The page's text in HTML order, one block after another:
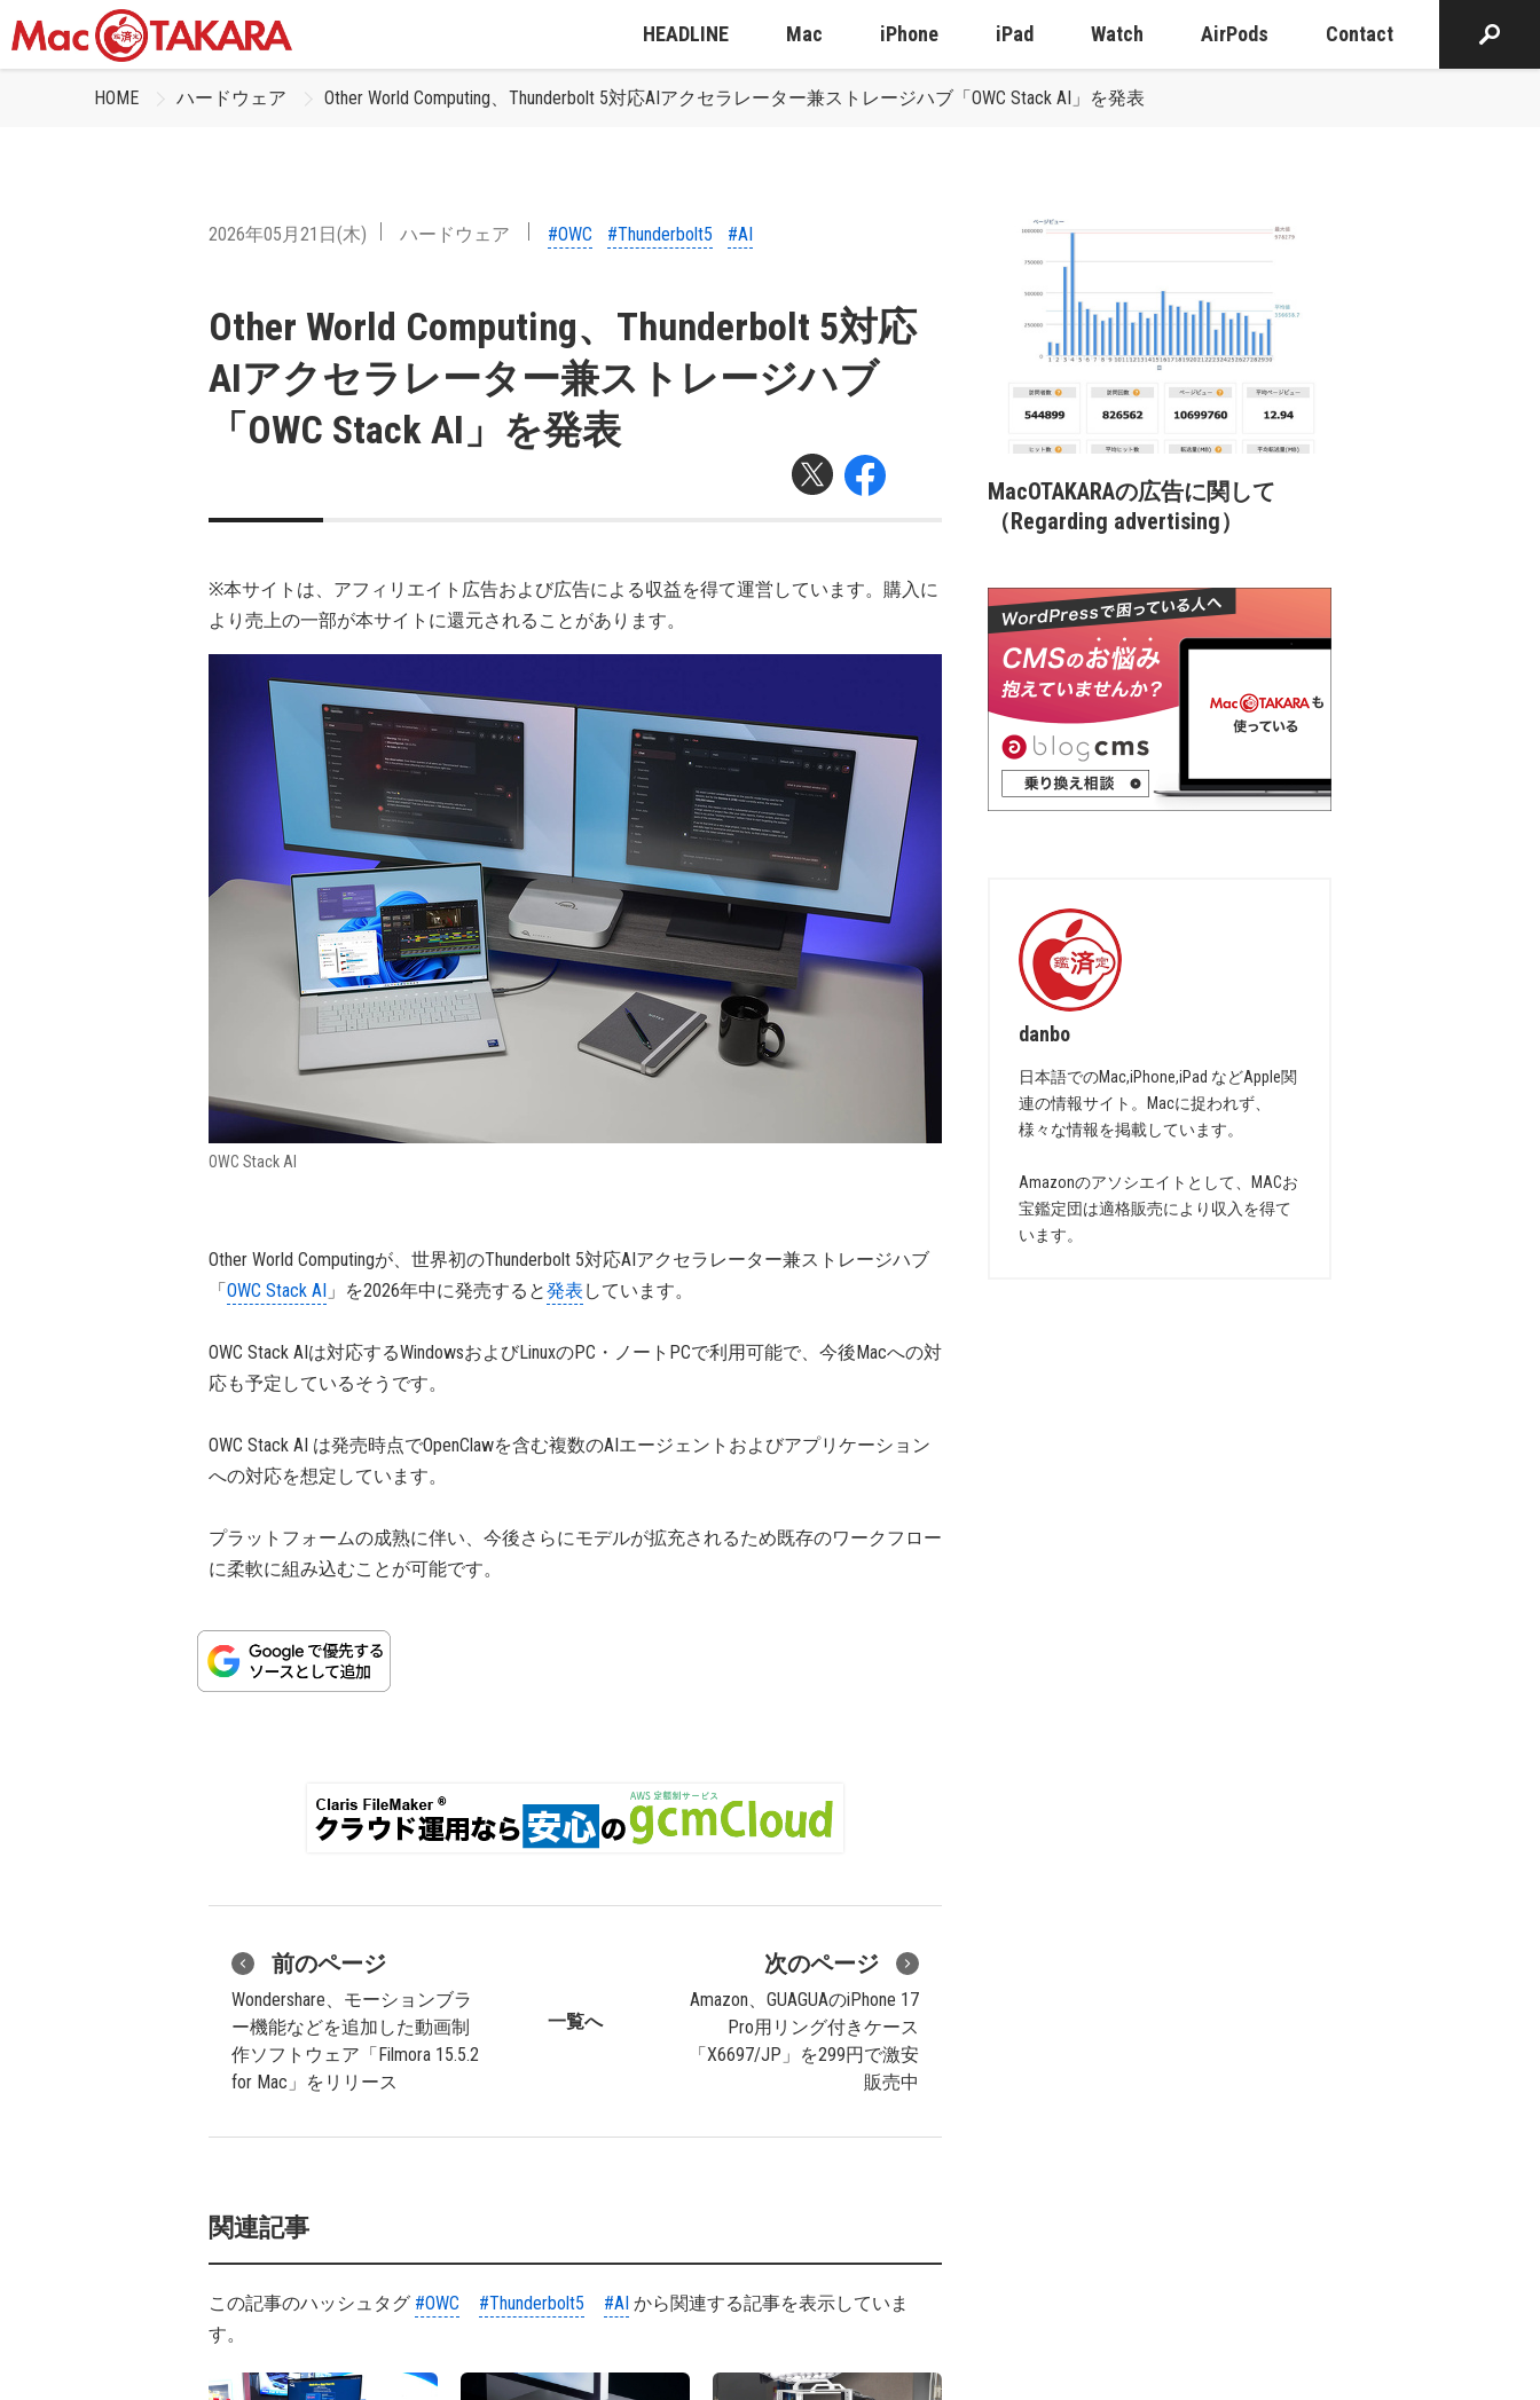
HEADLINE Mac iPhone iPad Watch AirPods Contact
HOME ハードウェア Other World Computing、Thunderbolt 5対応AIアクセラレーター兼ストレージハブ「OWC Stack AI」を発表
2026年05月21日(木) ハードウェア #OWC #Thunderbolt5 #AI
Other World Computing、Thunderbolt 5対応
AIアクセラレーター兼ストレージハブ
「OWC Stack AI」を発表
※本サイトは、アフィリエイト広告および広告による収益を得て運営しています。購入に
より売上の一部が本サイトに還元されることがあります。
OWC Stack AI
Other World Computingが、世界初のThunderbolt 5対応AIアクセラレーター兼ストレージハブ
「OWC Stack AI 」を2026年中に発売すると発表 しています。
OWC Stack AIは対応するWindowsおよびLinuxのPC・ノートPCで利用可能で、今後Macへの対
応も予定しているそうです。
OWC Stack AI は発売時点でOpenClawを含む複数のAIエージェントおよびアプリケーション
への対応を想定しています。
プラットフォームの成熟に伴い、今後さらにモデルが拡充されるため既存のワークフロー
に柔軟に組み込むことが可能です。
前のページ
Wondershare、モーションブラ
ー機能などを追加した動画制
作ソフトウェア「Filmora 15.5.2
for Mac」をリリース
一覧へ
次のページ
Amazon、GUAGUAのiPhone 17
Pro用リング付きケース
「X6697/JP」を299円で激安
販売中
関連記事
この記事のハッシュタグ #OWC #Thunderbolt5 #AI から関連する記事を表示していま
す。
MacOTAKARAの広告に関して
（Regarding advertising）
danbo
日本語でのMac,iPhone,iPad などApple関
連の情報サイト。Macに捉われず、
様々な情報を掲載しています。
Amazonのアソシエイトとして、MACお
宝鑑定団は適格販売により収入を得て
います。